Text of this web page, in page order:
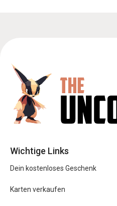
Wichtige Links
Dein kostenloses Geschenk
Karten verkaufen